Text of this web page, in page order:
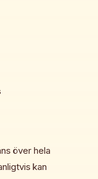
över hela
kan